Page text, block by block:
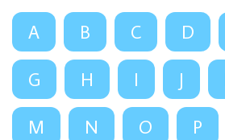
A B C D
G H I J
M N O P